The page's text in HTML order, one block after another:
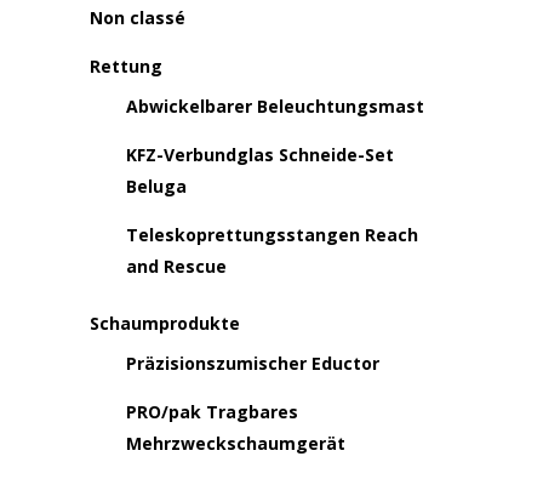
Non classé
Rettung
Abwickelbarer Beleuchtungsmast
KFZ-Verbundglas Schneide-Set
Beluga
Teleskoprettungsstangen Reach
and Rescue
Schaumprodukte
Präzisionszumischer Eductor
PRO/pak Tragbares
Mehrzweckschaumgerät